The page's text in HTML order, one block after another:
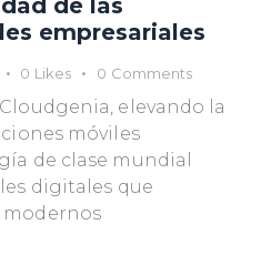
empresariales
0 Likes 0 Comments
elevando la
móviles
de clase mundial
digitales que